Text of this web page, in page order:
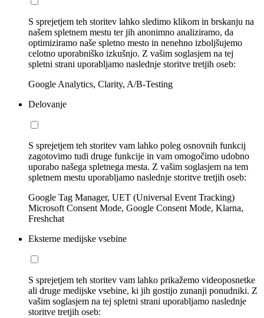
S sprejetjem teh storitev lahko sledimo klikom in brskanju na
našem spletnem mestu ter jih anonimno analiziramo, da
optimiziramo naše spletno mesto in nenehno izboljšujemo
celotno uporabniško izkušnjo. Z vašim soglasjem na tej
spletni strani uporabljamo naslednje storitve tretjih oseb:
Google Analytics, Clarity, A/B-Testing
Delovanje
S sprejetjem teh storitev vam lahko poleg osnovnih funkcij
zagotovimo tudi druge funkcije in vam omogočimo udobno
uporabo našega spletnega mesta. Z vašim soglasjem na tem
spletnem mestu uporabljamo naslednje storitve tretjih oseb:
Google Tag Manager, UET (Universal Event Tracking)
Microsoft Consent Mode, Google Consent Mode, Klarna,
Freshchat
Eksterne medijske vsebine
S sprejetjem teh storitev vam lahko prikažemo videoposnetke
ali druge medijske vsebine, ki jih gostijo zunanji ponudniki. Z
vašim soglasjem na tej spletni strani uporabljamo naslednje
storitve tretjih oseb: